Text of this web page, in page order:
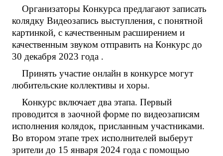
Организаторы Конкурса предлагают записать
колядку Видеозапись выступления, с понятной
картинкой, с качественным расширением и
качественным звуком отправить на Конкурс до
30 декабря 2023 года .
Принять участие онлайн в конкурсе могут
любительские коллективы и хоры.
Конкурс включает два этапа. Первый
проводится в заочной форме по видеозаписям
исполнения колядок, присланным участниками.
Во втором этапе трех исполнителей выберут
зрители до 15 января 2024 года с помощью